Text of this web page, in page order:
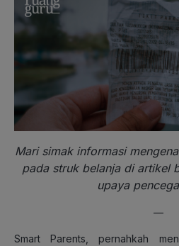
Mari simak informasi
pada struk belanja di artikel
upaya
—
Smart Parents, pernahkah